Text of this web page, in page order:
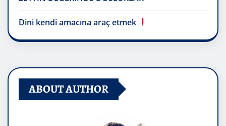
Dini kendi amacına araç etmek
ABOUT AUTHOR